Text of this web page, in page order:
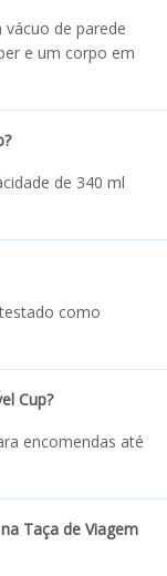
de parede
e um corpo em
de 340 ml
como
Cup?
encomendas até
Taça de Viagem